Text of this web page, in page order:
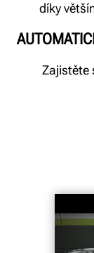
díky
Zajistěte